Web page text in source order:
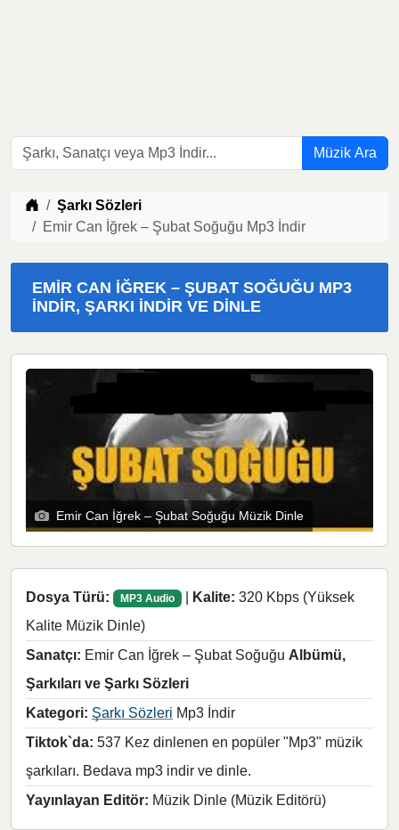
Müzik Ara
Müzik indir
Şarkı Sözleri
Emir Can İğrek – Şubat Soğuğu Mp3 İndir
EMIR CAN İĞREK – ŞUBAT SOĞUĞU MP3
İNDIR, ŞARKI İNDIR VE DINLE
Emir Can İğrek – Şubat Soğuğu Müzik Dinle
Dosya Türü: MP3 Audio | Kalite: 320 Kbps (Yüksek
Kalite Müzik Dinle)
Sanatçı: Emir Can İğrek – Şubat Soğuğu Albümü,
Şarkıları ve Şarkı Sözleri
Kategori: Şarkı Sözleri Mp3 İndir
Tiktok`da: 537 Kez dinlenen en popüler "Mp3" müzik
şarkıları. Bedava mp3 indir ve dinle.
Yayınlayan Editör: Müzik Dinle (Müzik Editörü)